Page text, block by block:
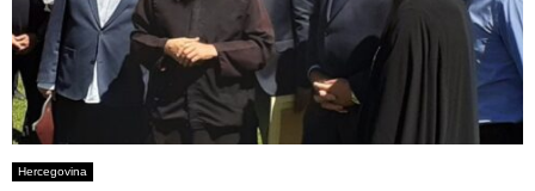
Hercegovina